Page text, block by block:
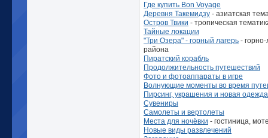
Где купить Bon Voyage
Деревня Такемидзу - азиатская
Остров Твики - тропическая
Тайные локации
"Три Озера" - горный лагерь -
района
Пиратский корабль
Продолжительность путешествий
Фото и фотоаппараты в игре
Волнующие моменты во время
Пирсинг, украшения и новая одежда
Сувениры
Самолеты и вертолеты
Места для ночёвки - гостиница,
Новые виды развлечений